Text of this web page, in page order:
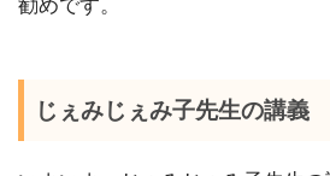
勧めです。
じぇみじぇみ子先生の講義